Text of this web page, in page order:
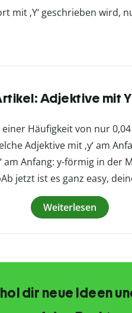
mit ‚Y‘ geschrieben wird,
Adjektive mit
einer Häufigkeit von nur
Adjektive mit ‚y‘ am
am Anfang: y-förmig in der
jetzt ist es ganz easy,
Weiterlesen
dir neue Ideen